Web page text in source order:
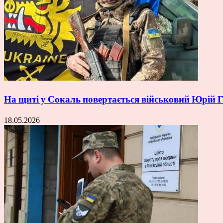
На щиті у Сокаль повертається військовий Юрій
18.05.2026